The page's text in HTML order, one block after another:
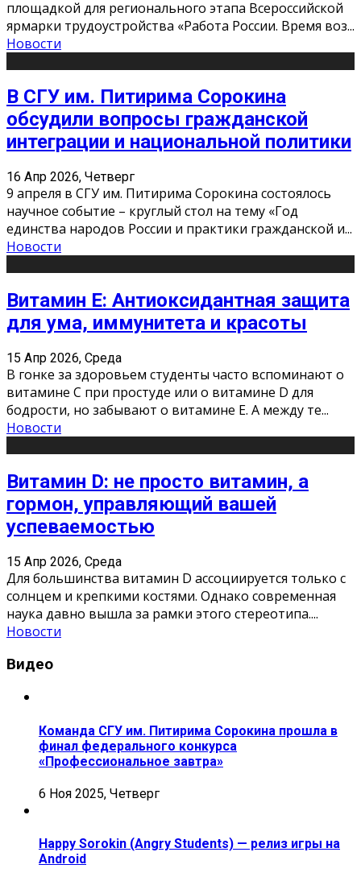
площадкой для регионального этапа Всероссийской
ярмарки трудоустройства «Работа России. Время воз...
Новости
В СГУ им. Питирима Сорокина
обсудили вопросы гражданской
интеграции и национальной политики
16 Апр 2026, Четверг
9 апреля в СГУ им. Питирима Сорокина состоялось
научное событие – круглый стол на тему «Год
единства народов России и практики гражданской и...
Новости
Витамин Е: Антиоксидантная защита
для ума, иммунитета и красоты
15 Апр 2026, Среда
В гонке за здоровьем студенты часто вспоминают о
витамине С при простуде или о витамине D для
бодрости, но забывают о витамине Е. А между те...
Новости
Витамин D: не просто витамин, а
гормон, управляющий вашей
успеваемостью
15 Апр 2026, Среда
Для большинства витамин D ассоциируется только с
солнцем и крепкими костями. Однако современная
наука давно вышла за рамки этого стереотипа....
Новости
Видео
Команда СГУ им. Питирима Сорокина прошла в
финал федерального конкурса
«Профессиональное завтра»
6 Ноя 2025, Четверг
Happy Sorokin (Angry Students) — релиз игры на
Android